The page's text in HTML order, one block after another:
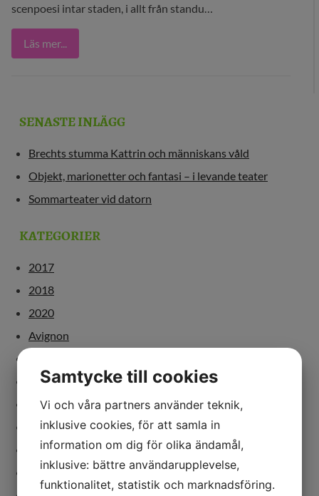
scenpoesi intar staden, i allt från standu…
Läs mer...
SENASTE INLÄGG
Brechts stumma Kattrin och människans våld
Objekt, marionetter och fantasi – i levande teater
Sommarteater vid datorn
KATEGORIER
2017
2018
2020
Avignon
Dramaten
Europa
Köpenhamn
London
Malmö
Samtycke till cookies
Vi och våra partners använder teknik,
inklusive cookies, för att samla in
information om dig för olika ändamål,
inklusive: bättre användarupplevelse,
funktionalitet, statistik och marknadsföring.